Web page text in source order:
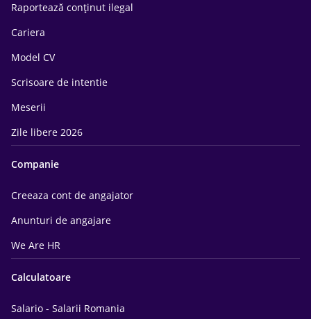
Raportează conținut ilegal
Cariera
Model CV
Scrisoare de intentie
Meserii
Zile libere 2026
Companie
Creeaza cont de angajator
Anunturi de angajare
We Are HR
Calculatoare
Salario - Salarii Romania